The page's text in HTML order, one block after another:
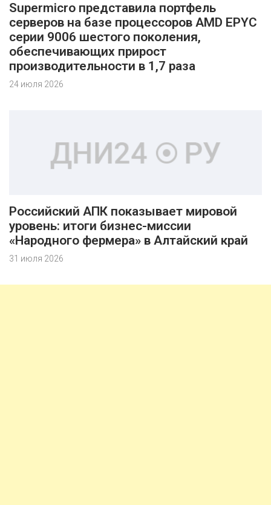
Supermicro представила портфель
серверов на базе процессоров AMD EPYC
серии 9006 шестого поколения,
обеспечивающих прирост
производительности в 1,7 раза
24 июля 2026
Российский АПК показывает мировой
уровень: итоги бизнес-миссии
«Народного фермера» в Алтайский край
31 июля 2026